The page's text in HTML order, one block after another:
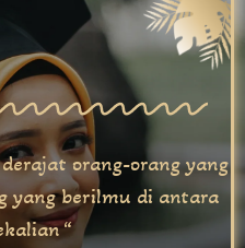
orang-orang yang
yang berilmu di antara
“